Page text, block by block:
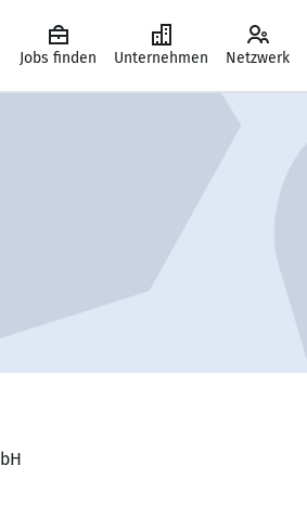
Jobs finden Unternehmen Netzwerk